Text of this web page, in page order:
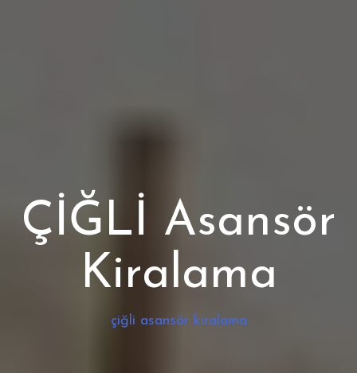
ÇİĞLİ Asansör
Kiralama
çiğli asansör kiralama